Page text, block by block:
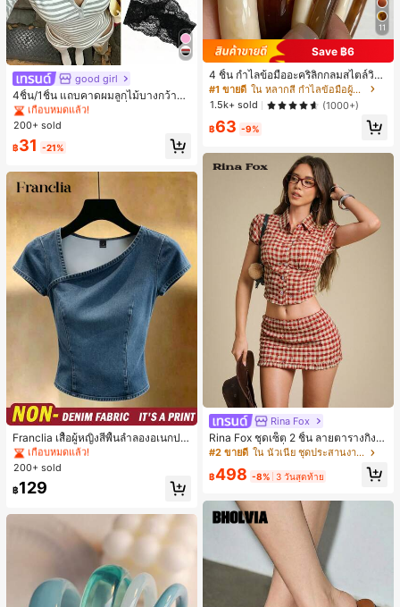
good girl
4ชิ้น/1ชิ้น แถบคาดผมลูกไม้บางกว้างยื
ดหยุ่นสำหรับผู้หญิง, แฟชั่นอเนกประสง
ค์พรีเมียมหรูหราสไตล์มินิมอล ผ้าพันคอ
เล็กๆ ห่วงผม อุปกรณ์เสริมผม, เหมาะสำ
หรับการออกไปข้างนอกประจำวัน, ลำล
อง, งานปาร์ตี้, การเดินทาง, การพักผ่อ
น, การมัดผม, การจัดทรงผม, การแต่งห
น้า, การจับคู่ชุด, อุปกรณ์เสริมประดับผ
ม
#1 ขายดี
เกือบหมดแล้ว!
#1 ขายดี
เกือบหมดแล้ว!
#1 ขายดี
เกือบหมดแล้ว!
#1 ขายดี
ใน ยางรัดผมแบบพื้นฐาน เครื่องประดับผมผู้หญิง
200+ sold
฿31 -21%
Franclia เสื้อผู้หญิงสีพื้นลำลองอเนกปร
ะสงค์สำหรับใส่ประจำวัน
#1 ขายดี ใน รายวัน เสื้อผู้หญิง
เกือบหมดแล้ว!
#1 ขายดี ใน รายวัน เสื้อผู้หญิง
เกือบหมดแล้ว!
#1 ขายดี ใน รายวัน เสื้อผู้หญิง
เกือบหมดแล้ว!
#1 ขายดี
200+ sold
฿129
11
Save ฿6
4 ชิ้น กำไลข้อมืออะคริลิกกลมสไตล์วินเ
ทจหรูหราสำหรับผู้หญิง, ดีไซน์เรียบง่าย
ทันสมัย, เหมาะสำหรับสวมใส่ในชีวิตปร
ะจำวันและโอกาสต่างๆ, ของขวัญสำหรั
บเธอ
#1 ขายดี
ใน หลากสี กำไลข้อมือผู้หญิง
1.5k+ sold
(1000+)
฿63 -9%
Rina Fox
Rina Fox ชุดเซ็ต 2 ชิ้น ลายตารางกิงแ
ฮมสีแดงสไตล์ฝรั่งเศสพิมพ์ลายดอกไม้ เ
สื้อครอปและกระโปรงมินิระบายเข้าชุด
#2 ขายดี ใน นัวเนีย ชุดประสานงานสตรี
฿498 -8% 3 วันสุดท้าย